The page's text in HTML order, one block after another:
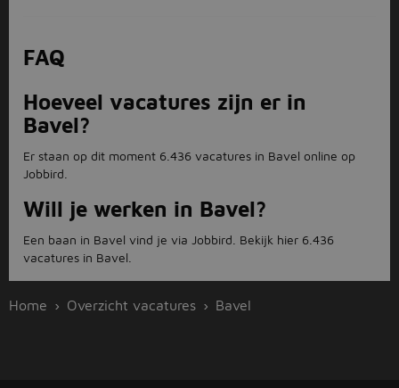
FAQ
Hoeveel vacatures zijn er in
Bavel?
Er staan op dit moment 6.436 vacatures in Bavel online op
Jobbird.
Will je werken in Bavel?
Een baan in Bavel vind je via Jobbird. Bekijk hier 6.436
vacatures in Bavel.
Home Overzicht vacatures Bavel